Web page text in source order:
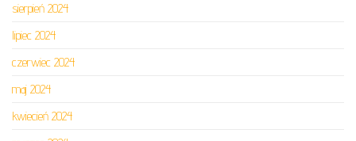
sierpień 2024
lipiec 2024
czerwiec 2024
maj 2024
kwiecień 2024